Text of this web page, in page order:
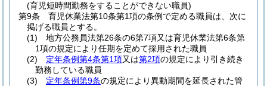
(育児短時間勤務をすることができない職員)
第9条
育児休業法第10条第1項の条例で定める職員は、次に
掲げる職員とする。
(1)
地方公務員法第26条の6第7項又は育児休業法第6条第
1項の規定により任期を定めて採用された職員
(2)
定年条例第4条第1項又は第2項の規定により引き続き
勤務している職員
(3)
定年条例第9条の規定により異動期間を延長された管